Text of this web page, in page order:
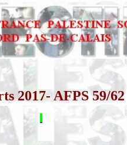
2017- AFPS 59/62